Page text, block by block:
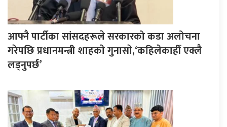
आफ्नै पार्टीका सांसदहरूले सरकारको कडा अलोचना
गरेपछि प्रधानमन्त्री शाहकाे गुनासाे,‘कहिलेकाहीँ एक्लै
लड्नुपर्छ’